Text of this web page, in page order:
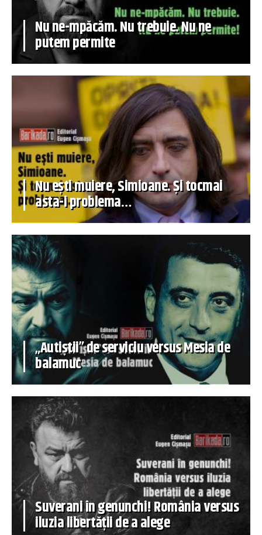
Nu ne-mpăcăm. Nu trebuie. Nu ne
putem permite
Nu ești muiere, Simioane. Și tocmai
asta-i problema…
„Autiștii” de serviciu versus Mesia de
balamuc
Suverani în genunchi! România versus
iluzia libertății de a alege